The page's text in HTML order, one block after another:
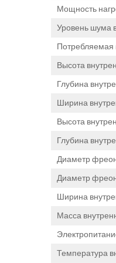
Мощность
Уровень шума
Потребляемая
Высота
Глубина
Ширина
Высота
Глубина
Диаметр
Диаметр
Ширина
Масса
Температура